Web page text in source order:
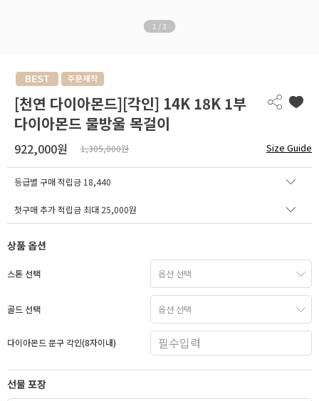
1 / 3
[천연 다이아몬드][각인] 14K 18K 1부
다이아몬드 물방울 목걸이
922,000원 1,305,000원 Size Guide
등급별 구매 적립금 18,440
첫구매 추가 적립금 최대 25,000원
상품 옵션
스톤 선택
골드 선택
다이아몬드 문구 각인(8자이내)
선물 포장